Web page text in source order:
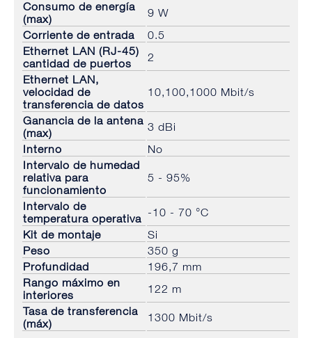
Consumo de energía
(max)
9 W
Corriente de entrada
0.5
Ethernet LAN (RJ-45)
cantidad de puertos
2
Ethernet LAN,
velocidad de
transferencia de datos
10,100,1000 Mbit/s
Ganancia de la antena
(max)
3 dBi
Interno
No
Intervalo de humedad
relativa para
funcionamiento
5 - 95%
Intervalo de
temperatura operativa -10 - 70 °C
Kit de montaje
Si
Peso
350 g
Profundidad
196,7 mm
Rango máximo en
interiores
122 m
Tasa de transferencia
(máx)
1300 Mbit/s